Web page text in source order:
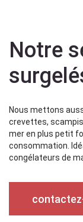
Notre
Nous mettons
crevettes,
mer en plus petit
consommation.
congélateurs de